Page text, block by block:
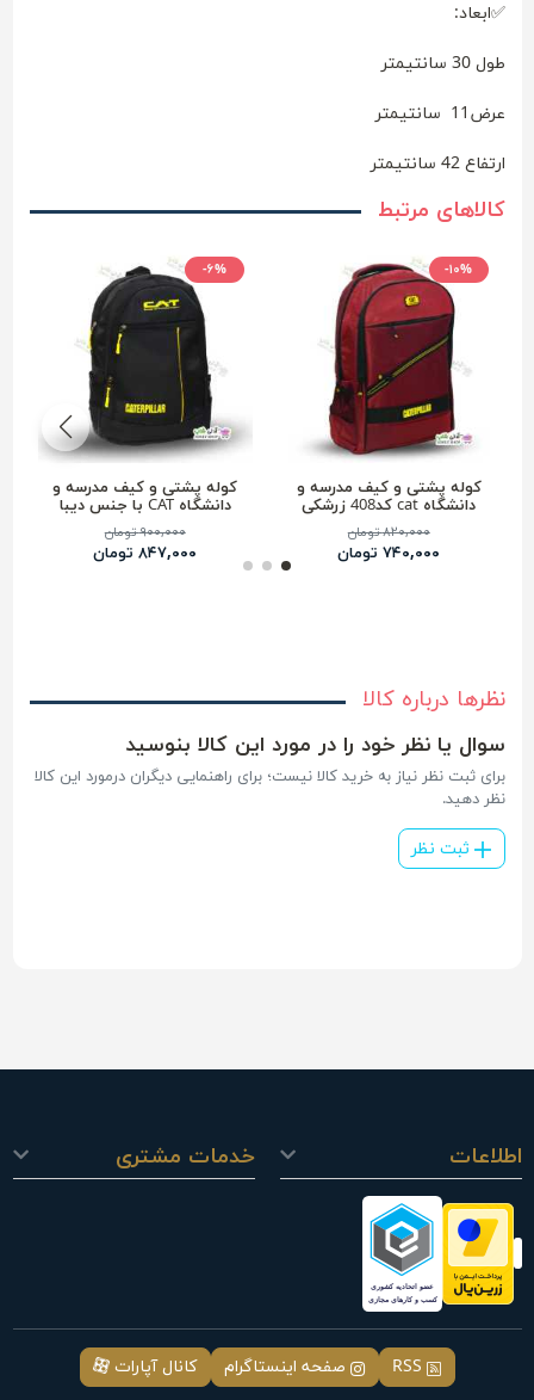
✅ابعاد:
طول 30 سانتیمتر
عرض11 سانتیمتر
ارتفاع 42 سانتیمتر
کالاهای مرتبط
-۱۰%
کوله پشتی و کیف مدرسه و
دانشگاه cat کد408 زرشکی
۸۲۰,۰۰۰ تومان
۷۴۰,۰۰۰ تومان
-۶%
کوله پشتی و کیف مدرسه و
دانشگاه CAT با جنس دیبا
درجه1
۹۰۰,۰۰۰ تومان
۸۴۷,۰۰۰ تومان
نظرها درباره کالا
سوال یا نظر خود را در مورد این کالا بنوسید
برای ثبت نظر نیاز به خرید کالا نیست؛ برای راهنمایی دیگران درمورد این کالا
نظر دهید.
ثبت نظر
اطلاعات خدمات مشتری
RSS صفحه اینستاگرام کانال آپارات